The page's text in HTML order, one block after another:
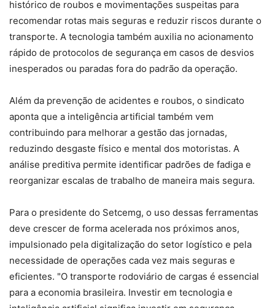
histórico de roubos e movimentações suspeitas para
recomendar rotas mais seguras e reduzir riscos durante o
transporte. A tecnologia também auxilia no acionamento
rápido de protocolos de segurança em casos de desvios
inesperados ou paradas fora do padrão da operação.
Além da prevenção de acidentes e roubos, o sindicato
aponta que a inteligência artificial também vem
contribuindo para melhorar a gestão das jornadas,
reduzindo desgaste físico e mental dos motoristas. A
análise preditiva permite identificar padrões de fadiga e
reorganizar escalas de trabalho de maneira mais segura.
Para o presidente do Setcemg, o uso dessas ferramentas
deve crescer de forma acelerada nos próximos anos,
impulsionado pela digitalização do setor logístico e pela
necessidade de operações cada vez mais seguras e
eficientes. "O transporte rodoviário de cargas é essencial
para a economia brasileira. Investir em tecnologia e